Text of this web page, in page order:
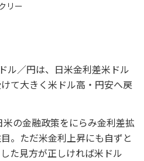
リー
ル／円は、日米金利差米ドル
て大きく米ドル高・円安へ戻
の金融政策をにらみ金利差拡
。ただ米金利上昇にも自ずと
た見方が正しければ米ドル